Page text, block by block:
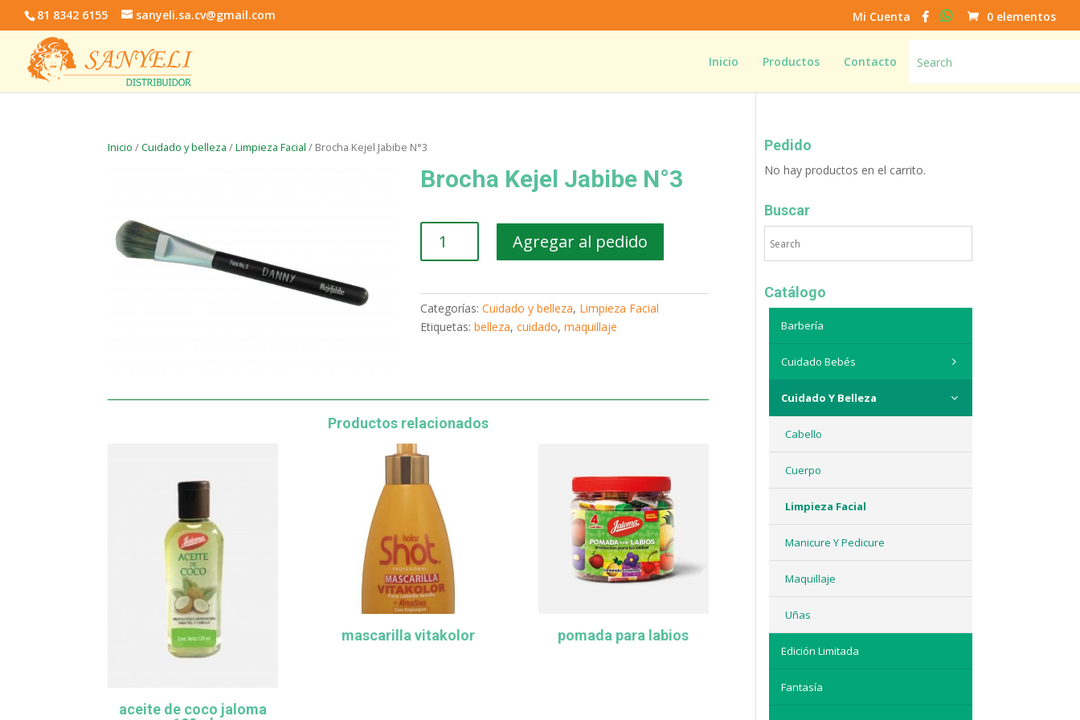
81 8342 6155 sanyeli.sa.cv@gmail.com Mi Cuenta 0 elementos
Inicio Productos Contacto
Inicio /Cuidado y belleza /Limpieza Facial / Brocha Kejel Jabibe N°3
Brocha Kejel Jabibe N°3
Kejel
cantidad
Agregar al pedido
Categorías: Cuidado y belleza, Limpieza Facial
Etiquetas: belleza, cuidado, maquillaje
Productos relacionados
aceite de coco jaloma
mascarilla vitakolor pomada para labios
Pedido
No hay productos en el carrito.
Buscar
Catálogo
Barbería
Cuidado Bebés
Cuidado Y Belleza
Cabello
Cuerpo
Limpieza Facial
Manicure Y Pedicure
Maquillaje
Uñas
Edición Limitada
Fantasía